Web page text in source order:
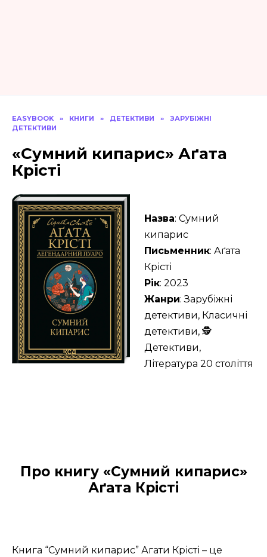
EASYBOOK » КНИГИ » ДЕТЕКТИВИ »
ЗАРУБІЖНІ
ДЕТЕКТИВИ
«Сумний кипарис» Аґата
Крісті
Назва: Сумний
кипарис
Письменник: Аґата
Крісті
Рік: 2023
Жанри: Зарубіжні
детективи, Класичні
детективи, 🕵
Детективи,
Література 20 століття
Про книгу «Сумний кипарис»
Аґата Крісті
Книга “Сумний кипарис” Агати Крісті – це